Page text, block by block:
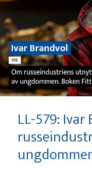
LL-579: